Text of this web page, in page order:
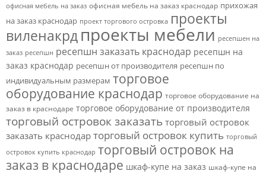
офисная мебель на заказ офисная мебель на заказ краснодар прихожая
на заказ краснодар проект торгового островка проекты
виленакрдпроекты мебели ресепшен на
заказ ресепшн ресепшн заказать краснодар ресепшн на
заказ краснодар ресепшн от производителя ресепшн по
индивидуальным размерам торговое
оборудование краснодар торговое оборудование на
заказ в краснодаре торговое оборудование от производителя
торговый островок заказать торговый островок
заказать краснодар торговый островок купить торговый
островок купить краснодар торговый островок на
заказ в краснодаре шкаф-купе на заказ шкаф-купе на